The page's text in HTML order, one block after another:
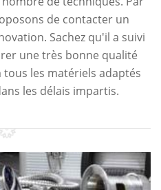
de contacter un
Sachez qu'il a suivi
une très bonne qualité
tous les matériels adaptés
les délais impartis.